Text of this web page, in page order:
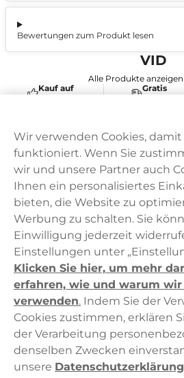
Bewertungen zum Produkt lesen
VID
Alle Produkte
Kauf auf
Rechnung
Gratis
Versand
Haypp
Kundendienst
Wir verwenden Cookies,
funktioniert. Wenn Sie
wir und unsere Partner auch
Ihnen ein personalisiertes
bieten, die Website zu
Werbung zu schalten. Sie
Einwilligung jederzeit
Einstellungen unter
Klicken Sie hier, um mehr
erfahren, wie und warum wir
verwenden. Indem Sie der
Cookies zustimmen, erklären
der Verarbeitung
denselben Zwecken
unsere Datenschutzerklärung